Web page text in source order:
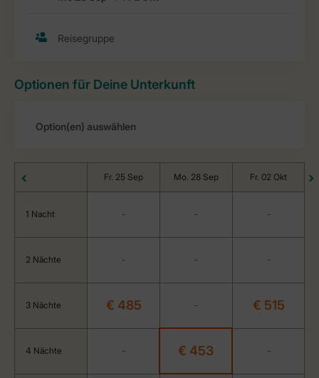
Optionen für Deine Unterkunft
Fr. 25 Sep Mo. 28 Sep Fr. 02 Okt
1 Nacht - - -
2 Nächte - - -
3 Nächte € 485 - € 515
4 Nächte - € 453 -